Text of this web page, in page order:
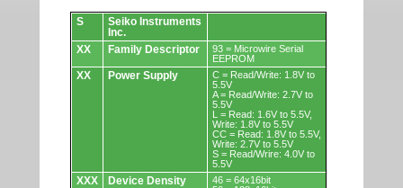
Obvody.
S
Seiko Instruments
Inc.
XX
Family Descriptor
93 = Microwire Serial
EEPROM
XX Power Supply
C = Read/Write: 1.8V to
5.5V
A = Read/Write: 2.7V to
5.5V
L = Read: 1.6V to 5.5V,
Write: 1.8V to 5.5V
CC = Read: 1.8V to 5.5V,
Write: 2.7V to 5.5V
S = Read/Wrire: 4.0V to
5.5V
XXX Device Density
46 = 64x16bit